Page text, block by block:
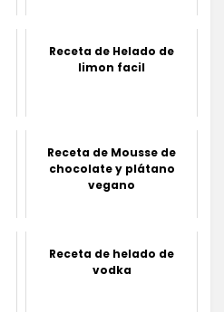
Receta de Helado de
limon facil
Receta de Mousse de
chocolate y plátano
vegano
Receta de helado de
vodka